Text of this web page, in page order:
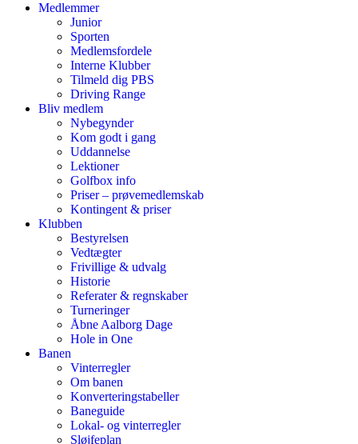
Medlemmer
Junior
Sporten
Medlemsfordele
Interne Klubber
Tilmeld dig PBS
Driving Range
Bliv medlem
Nybegynder
Kom godt i gang
Uddannelse
Lektioner
Golfbox info
Priser – prøvemedlemskab
Kontingent & priser
Klubben
Bestyrelsen
Vedtægter
Frivillige & udvalg
Historie
Referater & regnskaber
Turneringer
Åbne Aalborg Dage
Hole in One
Banen
Vinterregler
Om banen
Konverteringstabeller
Baneguide
Lokal- og vinterregler
Sløjfeplan